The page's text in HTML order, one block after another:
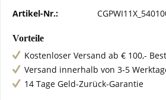
Artikel-Nr.:
Vorteile
Kostenloser Versand ab € 100,-
Versand innerhalb von 3-5
14 Tage Geld-Zurück-Garantie